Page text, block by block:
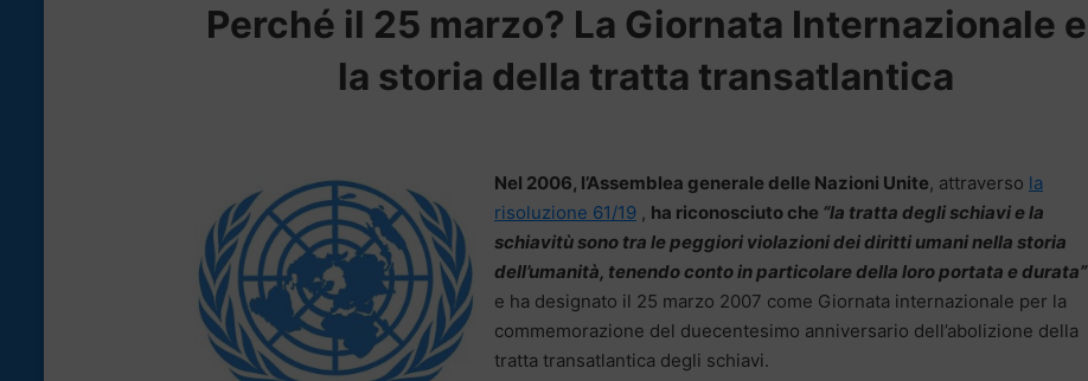
Perché il 25 marzo? La Giornata Internazionale e
la storia della tratta transatlantica
Nel 2006, l’Assemblea generale delle Nazioni Unite, attraverso la
risoluzione 61/19 , ha riconosciuto che “la tratta degli schiavi e la
schiavitù sono tra le peggiori violazioni dei diritti umani nella storia
dell’umanità, tenendo conto in particolare della loro portata e durata”
e ha designato il 25 marzo 2007 come Giornata internazionale per la
commemorazione del duecentesimo anniversario dell’abolizione della
tratta transatlantica degli schiavi.